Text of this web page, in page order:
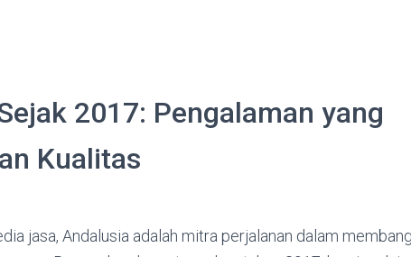
2017: Pengalaman yang
Kualitas
jasa, Andalusia adalah mitra perjalanan dalam